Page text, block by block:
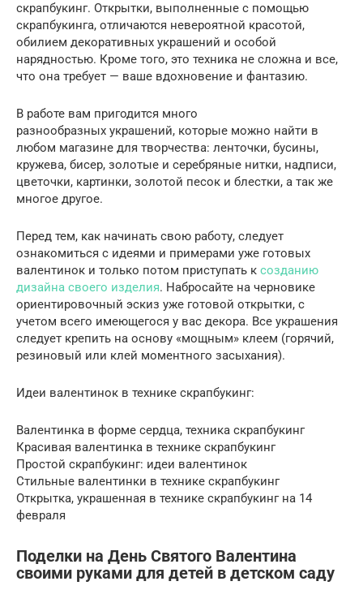
скрапбукинг. Открытки, выполненные с помощью
скрапбукинга, отличаются невероятной красотой,
обилием декоративных украшений и особой
нарядностью. Кроме того, это техника не сложна и все,
что она требует — ваше вдохновение и фантазию.
В работе вам пригодится много
разнообразных украшений, которые можно найти в
любом магазине для творчества: ленточки, бусины,
кружева, бисер, золотые и серебряные нитки, надписи,
цветочки, картинки, золотой песок и блестки, а так же
многое другое.
Перед тем, как начинать свою работу, следует
ознакомиться с идеями и примерами уже готовых
валентинок и только потом приступать к созданию
дизайна своего изделия. Набросайте на черновике
ориентировочный эскиз уже готовой открытки, с
учетом всего имеющегося у вас декора. Все украшения
следует крепить на основу «мощным» клеем (горячий,
резиновый или клей моментного засыхания).
Идеи валентинок в технике скрапбукинг:
Валентинка в форме сердца, техника скрапбукинг
Красивая валентинка в технике скрапбукинг
Простой скрапбукинг: идеи валентинок
Стильные валентинки в технике скрапбукинг
Открытка, украшенная в технике скрапбукинг на 14
февраля
Поделки на День Святого Валентина
своими руками для детей в детском саду